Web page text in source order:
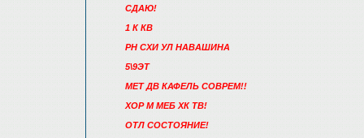
СДАЮ!
1 К КВ
РН СХИ УЛ НАВАШИНА
5\9ЭТ
МЕТ ДВ КАФЕЛЬ СОВРЕМ!!
ХОР М МЕБ ХК ТВ!
ОТЛ СОСТОЯНИЕ!